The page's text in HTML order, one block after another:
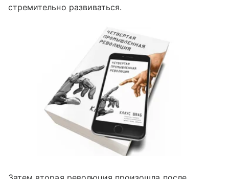
стремительно развиваться.